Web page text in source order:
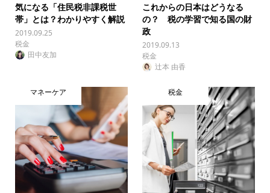
気になる「住民税非課税世
帯」とは？わかりやすく解説
2019.09.25
税金
田中友加
これからの日本はどうなる
の？ 税の学習で知る国の財
政
2019.09.13
税金
辻本 由香
マネーケア 税金